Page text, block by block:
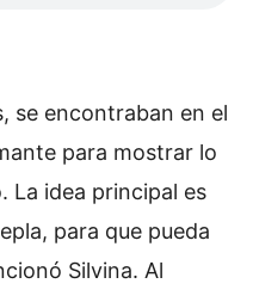
se encontraban en el
para mostrar lo
La idea principal es
para que pueda
Silvina. Al